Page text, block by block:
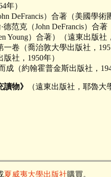
年）
DeFrancis）合著（美國學術
范克（John DeFrancis）合著
Young）合著）（遠東出版社
卷（喬治敦大學出版社，
社，1950年）
成（約翰霍普金斯出版社，
讀物》 （遠東出版社，耶魯大
夏威夷大學出版社購買。